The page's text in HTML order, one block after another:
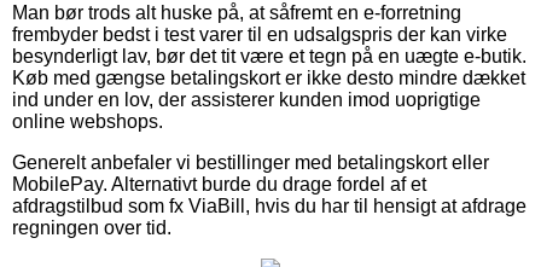
Man bør trods alt huske på, at såfremt en e-forretning
frembyder bedst i test varer til en udsalgspris der kan virke
besynderligt lav, bør det tit være et tegn på en uægte e-butik.
Køb med gængse betalingskort er ikke desto mindre dækket
ind under en lov, der assisterer kunden imod uoprigtige
online webshops.
Generelt anbefaler vi bestillinger med betalingskort eller
MobilePay. Alternativt burde du drage fordel af et
afdragstilbud som fx ViaBill, hvis du har til hensigt at afdrage
regningen over tid.